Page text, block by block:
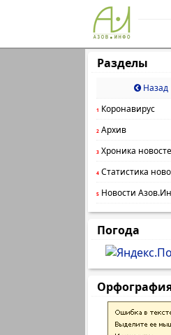
Разделы
Назад
1 Коронавирус
2 Архив
3 Хроника
4 Статистика
5 Новости
Погода